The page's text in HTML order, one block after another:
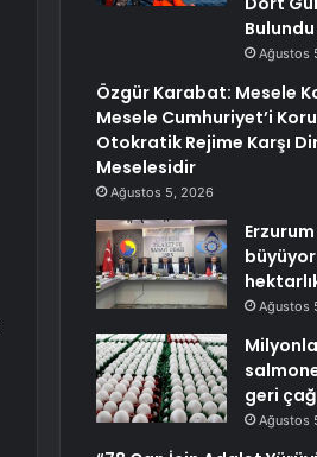
Bulundu
Ağustos
Özgür Karabat: Mesele
Mesele Cumhuriyet’i
Otokratik Rejime Karşı
Meselesidir
Ağustos 5, 2026
Ağustos
geri
Ağustos